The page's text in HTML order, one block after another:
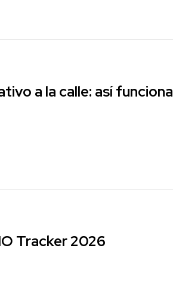
a la calle: así funciona
Tracker 2026